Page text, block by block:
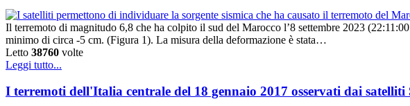
Il terremoto di magnitudo 6,8 che ha colpito il sud del Marocco l’8 settembre 2023
minimo di circa -5 cm. (Figura 1). La misura della deformazione è stata…
Letto 38760 volte
Leggi tutto...
I terremoti dell'Italia centrale del 18 gennaio 2017 osservati dai satelliti